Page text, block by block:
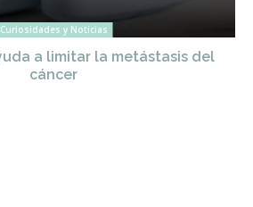
Curiosidades y Noticias
a limitar la metástasis del
cáncer